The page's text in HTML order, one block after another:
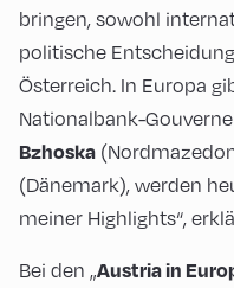
bringen, sowohl
politische
Österreich. In Europa
Nationalbank-
Bzhoska
(Dänemark), werden
meiner Highlights“,
Bei den „Austria in